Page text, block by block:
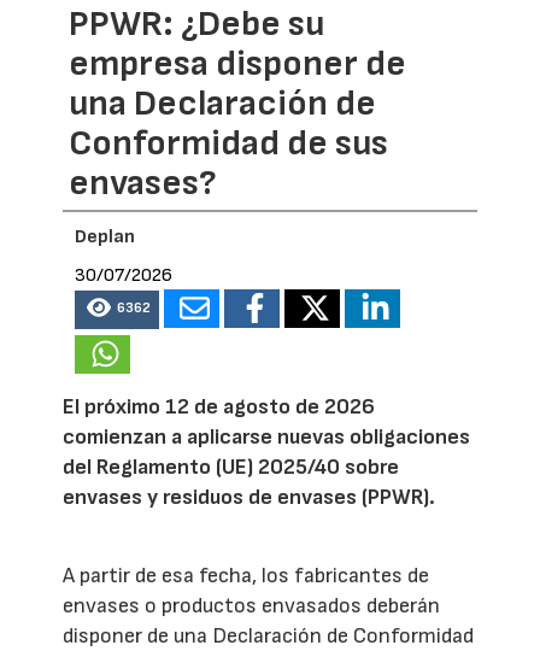
PPWR: ¿Debe su
empresa disponer de
una Declaración de
Conformidad de sus
envases?
Deplan
30/07/2026
6362
El próximo 12 de agosto de 2026
comienzan a aplicarse nuevas obligaciones
del Reglamento (UE) 2025/40 sobre
envases y residuos de envases (PPWR).
A partir de esa fecha, los fabricantes de
envases o productos envasados deberán
disponer de una Declaración de Conformidad